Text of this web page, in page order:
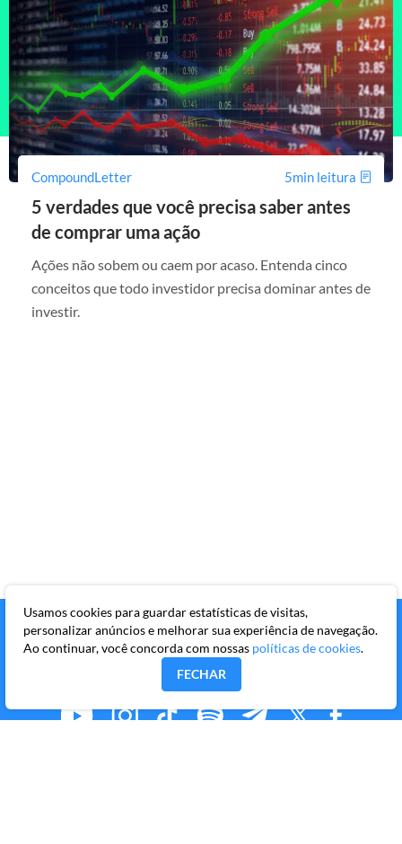
CompoundLetter 5min leitura
5 verdades que você precisa saber antes
de comprar uma ação
Ações não sobem ou caem por acaso. Entenda cinco
conceitos que todo investidor precisa dominar antes de
investir.
Usamos cookies para guardar estatísticas de visitas,
personalizar anúncios e melhorar sua experiência de navegação.
Ao continuar, você concorda com nossas políticas de cookies.
FECHAR